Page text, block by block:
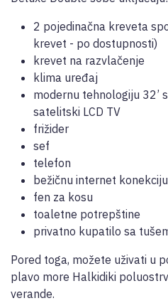
2 pojedinačna kreveta
krevet - po dostupnosti)
krevet na razvlačenje
klima uređaj
modernu tehnologiju 32’
satelitski LCD TV
frižider
sef
telefon
bežičnu internet konekciju
fen za kosu
toaletne potrepštine
privatno kupatilo sa
Pored toga, možete uživati u
plavo more Halkidiki
verande.